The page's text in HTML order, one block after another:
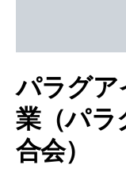
パラグア
業（パラ
合会）